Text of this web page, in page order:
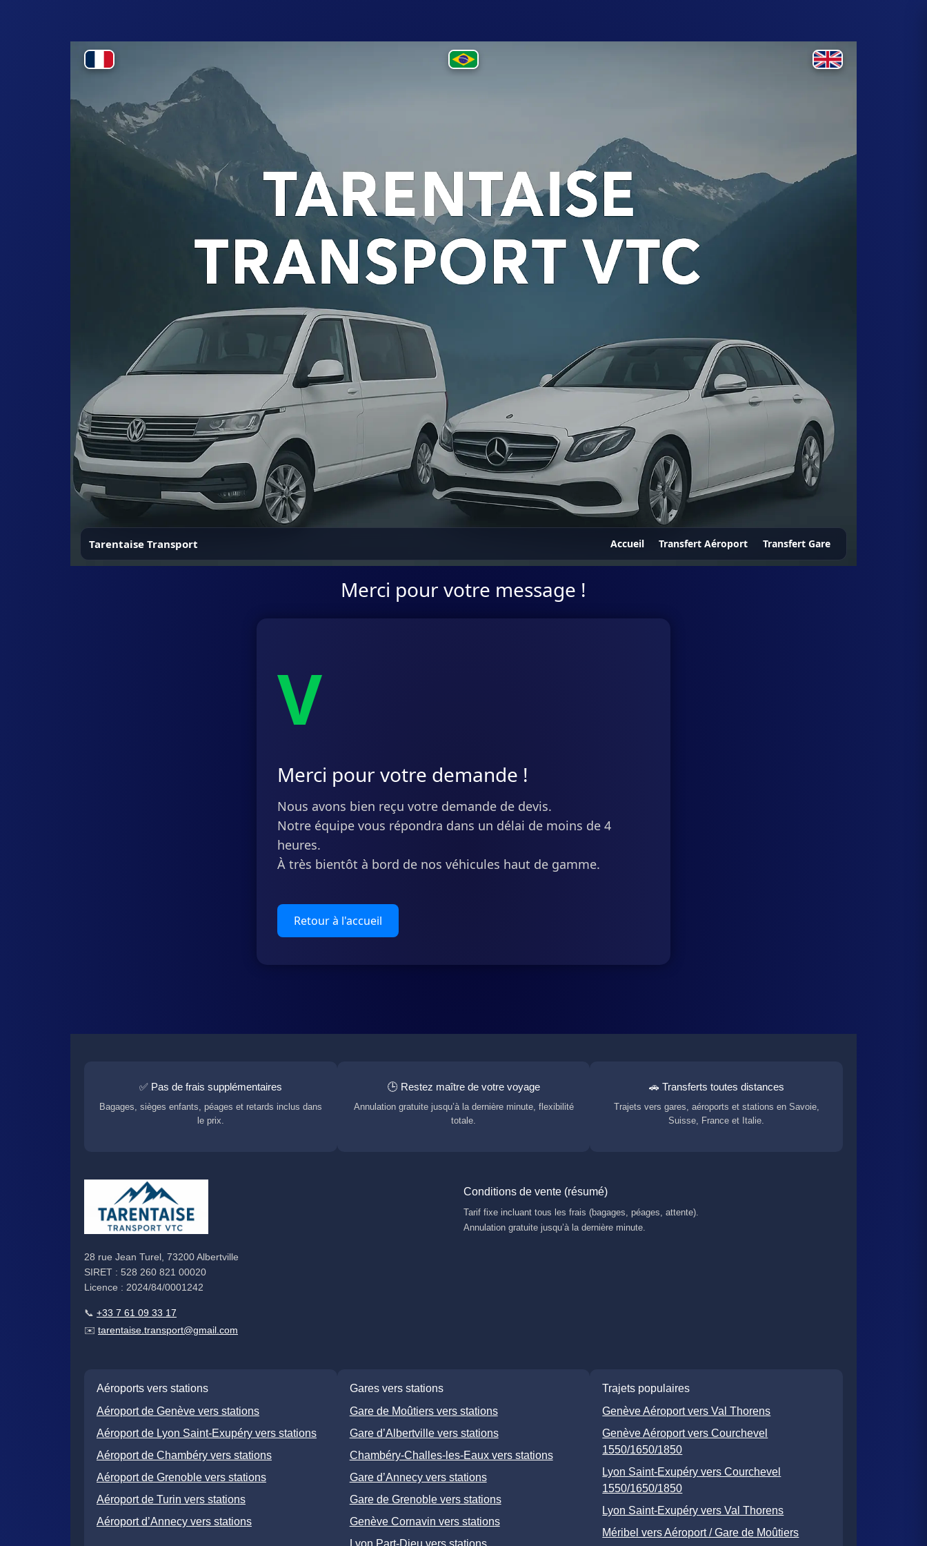
Tarentaise Transport Accueil Transfert Aéroport Transfert Gare
Merci pour votre message !
V
Merci pour votre demande !
Nous avons bien reçu votre demande de devis.
Notre équipe vous répondra dans un délai de moins de 4
heures.
À très bientôt à bord de nos véhicules haut de gamme.
Retour à l'accueil
✅ Pas de frais supplémentaires
Bagages, sièges enfants, péages et retards inclus dans
le prix.
🕒 Restez maître de votre voyage
Annulation gratuite jusqu’à la dernière minute, flexibilité
totale.
🚗 Transferts toutes distances
Trajets vers gares, aéroports et stations en Savoie,
Suisse, France et Italie.
28 rue Jean Turel, 73200 Albertville
SIRET : 528 260 821 00020
Licence : 2024/84/0001242
📞 +33 7 61 09 33 17
✉️ tarentaise.transport@gmail.com
Conditions de vente (résumé)
Tarif fixe incluant tous les frais (bagages, péages, attente).
Annulation gratuite jusqu’à la dernière minute.
Aéroports vers stations
Aéroport de Genève vers stations
Aéroport de Lyon Saint-Exupéry vers stations
Aéroport de Chambéry vers stations
Aéroport de Grenoble vers stations
Aéroport de Turin vers stations
Aéroport d’Annecy vers stations
Gares vers stations
Gare de Moûtiers vers stations
Gare d’Albertville vers stations
Chambéry-Challes-les-Eaux vers stations
Gare d’Annecy vers stations
Gare de Grenoble vers stations
Genève Cornavin vers stations
Trajets populaires
Genève Aéroport vers Val Thorens
Genève Aéroport vers Courchevel
1550/1650/1850
Lyon Saint-Exupéry vers Courchevel
1550/1650/1850
Lyon Saint-Exupéry vers Val Thorens
Méribel vers Aéroport / Gare de Moûtiers